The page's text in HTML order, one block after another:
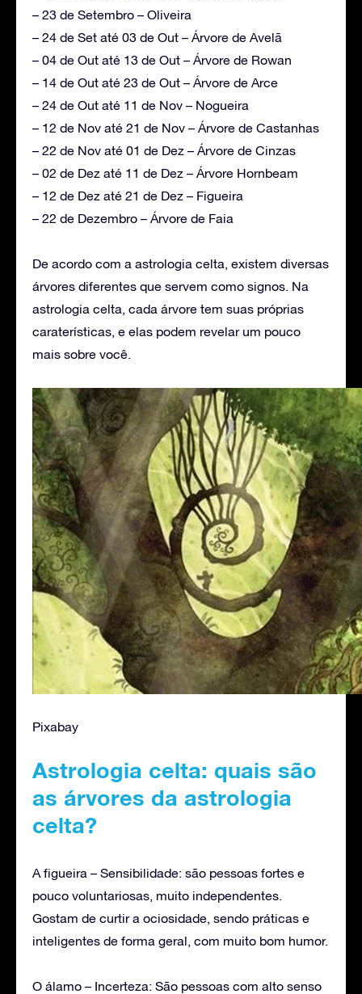
– 23 de Setembro – Oliveira
– 24 de Set até 03 de Out – Árvore de Avelã
– 04 de Out até 13 de Out – Árvore de Rowan
– 14 de Out até 23 de Out – Árvore de Arce
– 24 de Out até 11 de Nov – Nogueira
– 12 de Nov até 21 de Nov – Árvore de Castanhas
– 22 de Nov até 01 de Dez – Árvore de Cinzas
– 02 de Dez até 11 de Dez – Árvore Hornbeam
– 12 de Dez até 21 de Dez – Figueira
– 22 de Dezembro – Árvore de Faia
De acordo com a astrologia celta, existem diversas
árvores diferentes que servem como signos. Na
astrologia celta, cada árvore tem suas próprias
caraterísticas, e elas podem revelar um pouco
mais sobre você.
Pixabay
Astrologia celta: quais são
as árvores da astrologia
celta?
A figueira – Sensibilidade: são pessoas fortes e
pouco voluntariosas, muito independentes.
Gostam de curtir a ociosidade, sendo práticas e
inteligentes de forma geral, com muito bom humor.
O álamo – Incerteza: São pessoas com alto senso